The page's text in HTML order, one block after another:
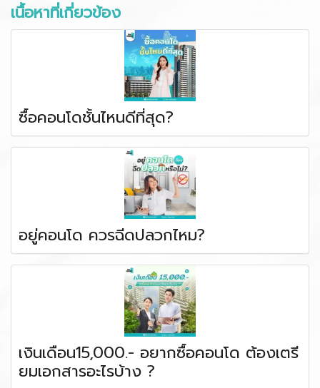
เนื้อหาที่เกี่ยวข้อง
ซื้อคอนโดชั้นไหนดีที่สุด?
อยู่คอนโด ควรฉีดปลวกไหม?
เงินเดือน15,000.- อยากซื้อคอนโด ต้องเตรี
ยมเอกสารอะไรบ้าง ?